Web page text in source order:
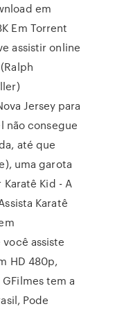
em
Em Torrent
assistir online
Jersey para
não consegue
até que
uma garota
Kid - A
Karatê
assiste
HD 480p,
tem a
Pode